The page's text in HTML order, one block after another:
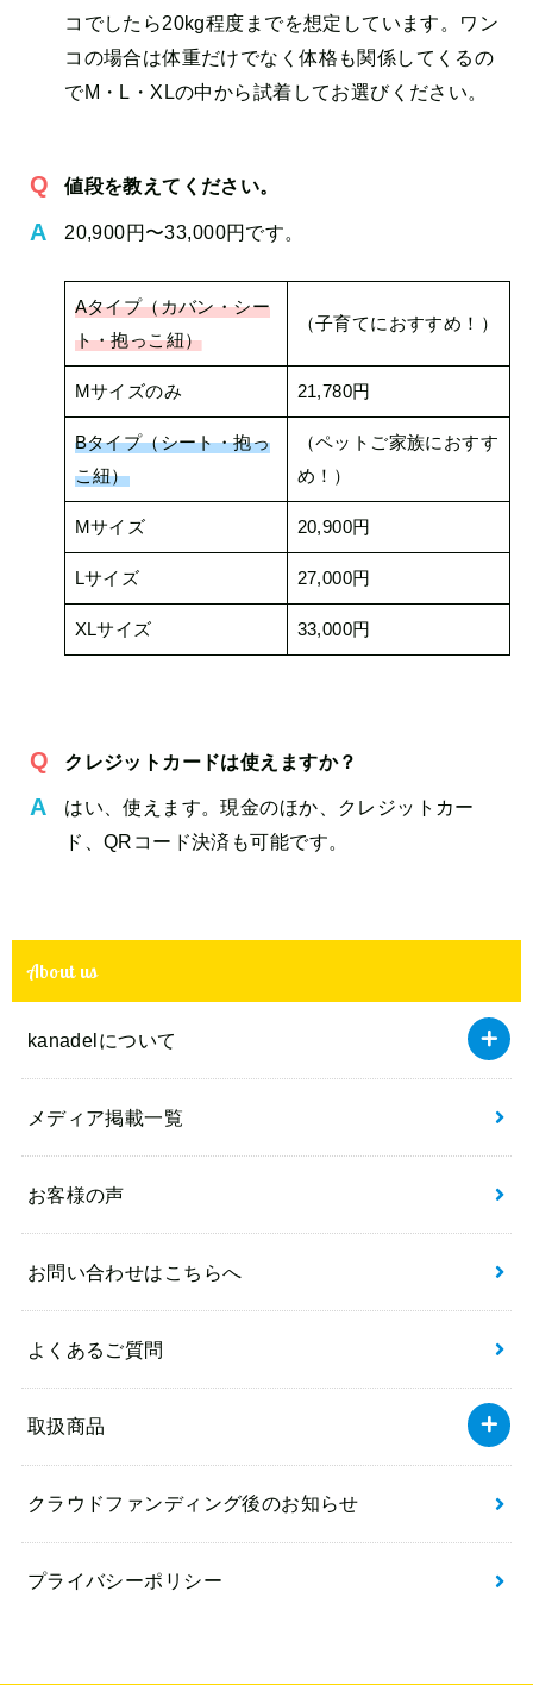
コでしたら20kg程度までを想定しています。ワン
コの場合は体重だけでなく体格も関係してくるの
でM・L・XLの中から試着してお選びください。
値段を教えてください。
20,900円〜33,000円です。
Aタイプ（カバン・シー
ト・抱っこ紐）
（子育てにおすすめ！）
Mサイズのみ 21,780円
Bタイプ（シート・抱っ
こ紐）
（ペットご家族におすす
め！）
Mサイズ 20,900円
Lサイズ 27,000円
XLサイズ 33,000円
クレジットカードは使えますか？
はい、使えます。現金のほか、クレジットカー
ド、QRコード決済も可能です。
About us
kanadelについて
メディア掲載一覧
お客様の声
お問い合わせはこちらへ
よくあるご質問
取扱商品
クラウドファンディング後のお知らせ
プライバシーポリシー